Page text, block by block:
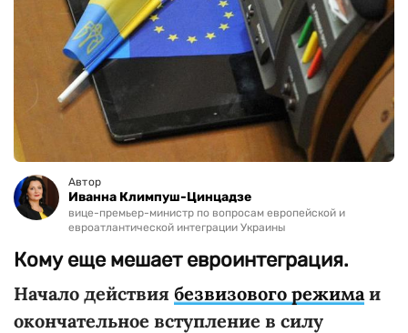
Автор
Иванна Климпуш-Цинцадзе
вице-премьер-министр по вопросам европейской и
евроатлантической интеграции Украины
Кому еще мешает евроинтеграция.
Начало действия безвизового режимаи
окончательное вступление в силу